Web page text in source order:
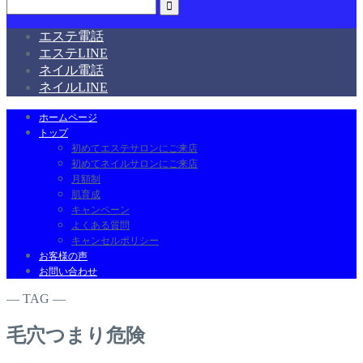
エステ電話
エステLINE
ネイル電話
ネイルLINE
ホームページ
トップ
初めてエステサロンにご来店
初めてネイルサロンにご来店
月額制
肌育成
キャンペーン
よくある質問
キャンセルポリシー
お客様の声
お問い合わせ
― TAG ―
毛穴つまり危険